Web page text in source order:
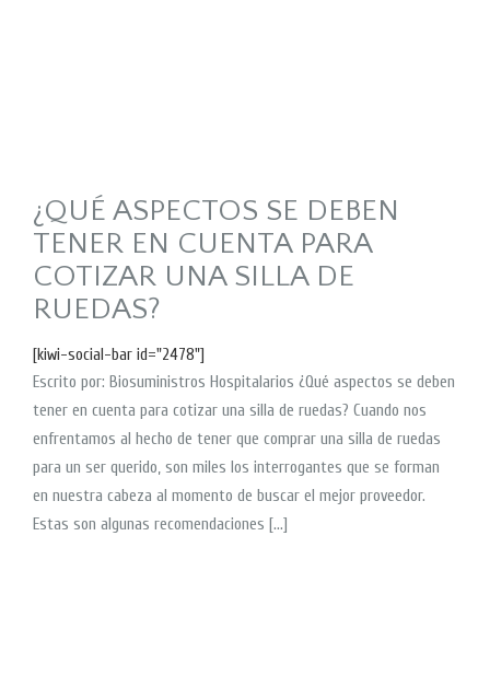
¿QUÉ ASPECTOS SE DEBEN
TENER EN CUENTA PARA
COTIZAR UNA SILLA DE
RUEDAS?
[kiwi-social-bar id="2478"]
Escrito por: Biosuministros Hospitalarios ¿Qué aspectos se deben
tener en cuenta para cotizar una silla de ruedas? Cuando nos
enfrentamos al hecho de tener que comprar una silla de ruedas
para un ser querido, son miles los interrogantes que se forman
en nuestra cabeza al momento de buscar el mejor proveedor.
Estas son algunas recomendaciones […]